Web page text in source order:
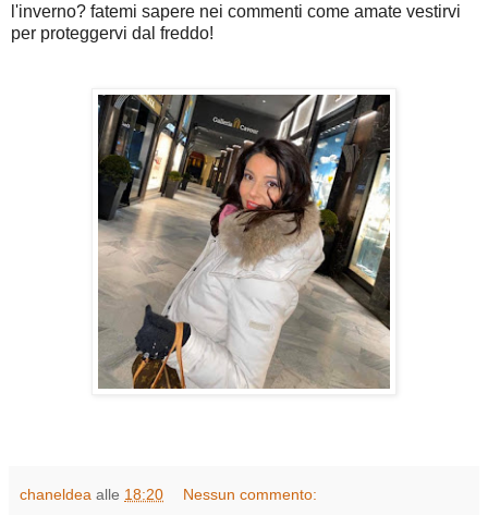
l'inverno? fatemi sapere nei commenti come amate vestirvi
per proteggervi dal freddo!
chaneldea alle 18:20 Nessun commento: